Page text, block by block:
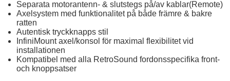
Separata motorantenn- & slutstegs på/av kablar(Remote)
Axelsystem med funktionalitet på både främre & bakre
ratten
Autentisk tryckknapps stil
InfiniMount axel/konsol för maximal flexibilitet vid
installationen
Kompatibel med alla RetroSound fordonsspecifika front-
och knoppsatser